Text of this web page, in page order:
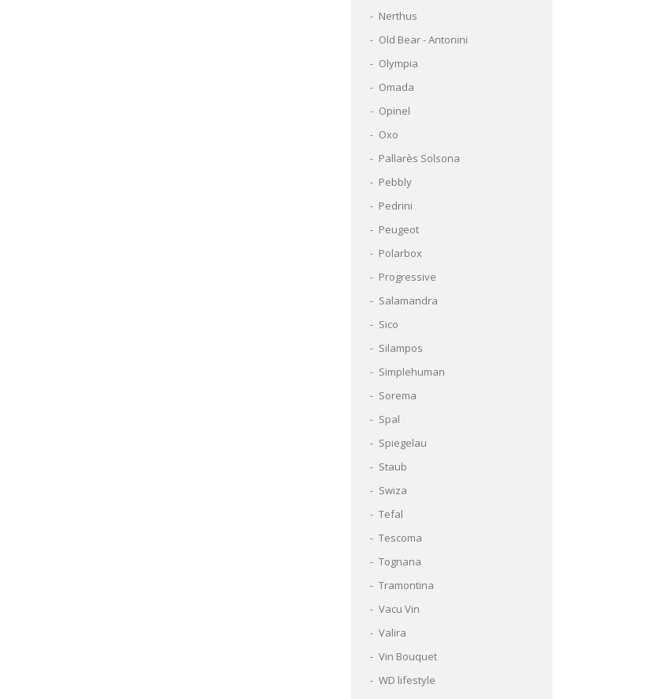
Nerthus
Old Bear - Antonini
Olympia
Omada
Opinel
Oxo
Pallarès Solsona
Pebbly
Pedrini
Peugeot
Polarbox
Progressive
Salamandra
Sico
Silampos
Simplehuman
Sorema
Spal
Spiegelau
Staub
Swiza
Tefal
Tescoma
Tognana
Tramontina
Vacu Vin
Valira
Vin Bouquet
WD lifestyle